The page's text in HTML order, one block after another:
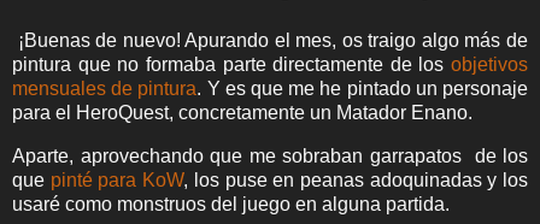
¡Buenas de nuevo! Apurando el mes, os traigo algo más de
pintura que no formaba parte directamente de los objetivos
mensuales de pintura. Y es que me he pintado un personaje
para el HeroQuest, concretamente un Matador Enano.
Aparte, aprovechando que me sobraban garrapatos de los
que pinté para KoW, los puse en peanas adoquinadas y los
usaré como monstruos del juego en alguna partida.